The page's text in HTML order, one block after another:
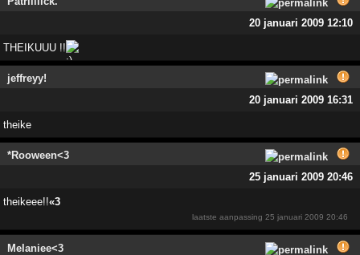
20 januari 2009 12:10
THEIKUUU !!
jeffreyy!
20 januari 2009 16:31
theike
*Rooween<3
25 januari 2009 20:46
theikeee!!«3
laatste aanpassing25 januari 2009 20:46
Melaniee<3